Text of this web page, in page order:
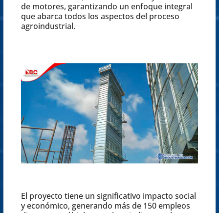
de motores, garantizando un enfoque integral
que abarca todos los aspectos del proceso
agroindustrial.
El proyecto tiene un significativo impacto social
y económico, generando más de 150 empleos